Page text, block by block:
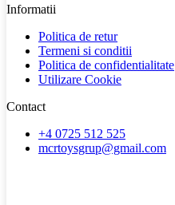
Informatii
Politica de retur
Termeni si conditii
Politica de confidentialitate
Utilizare Cookie
Contact
+4 0725 512 525
mcrtoysgrup@gmail.com